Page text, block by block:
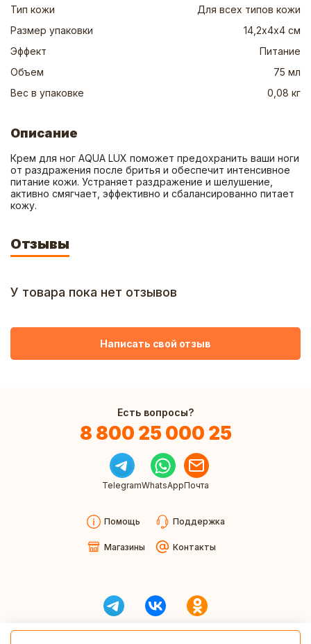
Тип кожи
Для всех типов кожи
Размер упаковки
14,2х4х4 см
Эффект
Питание
Объем
75 мл
Вес в упаковке
0,08 кг
Описание
Крем для ног AQUA LUX поможет предохранить ваши ноги
от раздражения после бритья и обеспечит интенсивное
питание кожи. Устраняет раздражение и шелушение,
активно смягчает, эффективно и сбалансированно питает
кожу.
Отзывы
У товара пока нет отзывов
Написать свой отзыв
Есть вопросы?
8 800 25 000 25
TelegramWhatsAppПочта
Помощь Поддержка
Магазины Контакты